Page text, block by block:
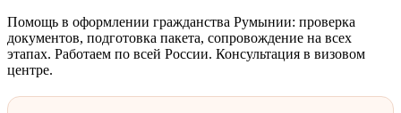
Помощь в оформлении гражданства Румынии: проверка
документов, подготовка пакета, сопровождение на всех
этапах. Работаем по всей России. Консультация в визовом
центре.